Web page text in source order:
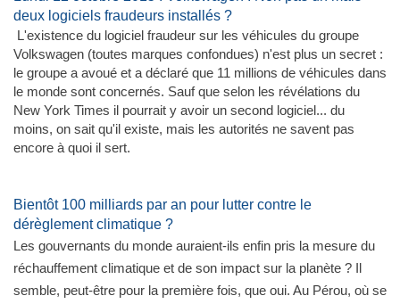
deux logiciels fraudeurs installés ?
L'existence du logiciel fraudeur sur les véhicules du groupe
Volkswagen (toutes marques confondues) n'est plus un secret :
le groupe a avoué et a déclaré que 11 millions de véhicules dans
le monde sont concernés. Sauf que selon les révélations du
New York Times il pourrait y avoir un second logiciel... du
moins, on sait qu'il existe, mais les autorités ne savent pas
encore à quoi il sert.
Bientôt 100 milliards par an pour lutter contre le
dérèglement climatique ?
Les gouvernants du monde auraient-ils enfin pris la mesure du
réchauffement climatique et de son impact sur la planète ? Il
semble, peut-être pour la première fois, que oui. Au Pérou, où se